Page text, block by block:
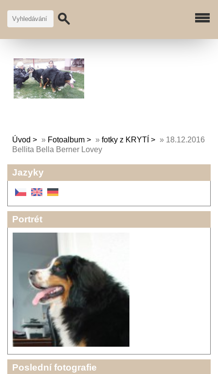
Úvod » Fotoalbum » fotky z KRYTÍ » 18.12.2016
Bellita Bella Berner Lovey
Jazyky
Portrét
Poslední fotografie